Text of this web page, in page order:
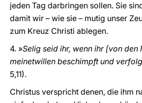
jeden Tag darbringen sollen. Sie
damit wir – wie sie – mutig unser
zum Kreuz Christi ablegen.
4. »Selig seid ihr, wenn ihr [von den
meinetwillen beschimpft und
5,11).
Christus verspricht denen, die ihm